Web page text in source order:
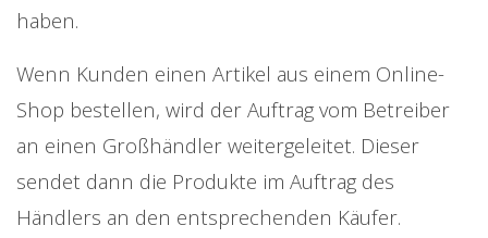
haben.
Wenn Kunden einen Artikel aus einem Online-
Shop bestellen, wird der Auftrag vom Betreiber
an einen Großhändler weitergeleitet. Dieser
sendet dann die Produkte im Auftrag des
Händlers an den entsprechenden Käufer.